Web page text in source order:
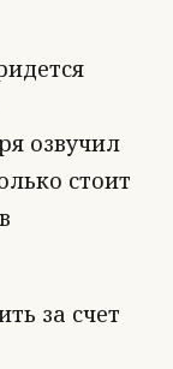
озвучил
стоит
за счет